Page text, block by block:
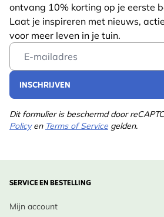
ontvang 10% korting op je eerste
Laat je inspireren met nieuws,
voor meer leven in je tuin.
Email Address
INSCHRIJVEN
Dit formulier is beschermd door
Policyen Terms of Service gelden.
SERVICE EN BESTELLING
Mijn account